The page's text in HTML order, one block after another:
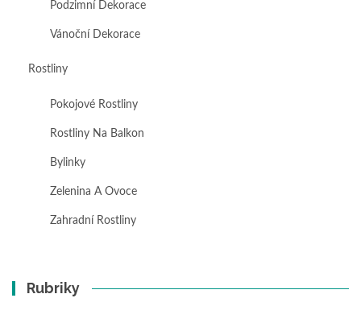
Podzimní Dekorace
Vánoční Dekorace
Rostliny
Pokojové Rostliny
Rostliny Na Balkon
Bylinky
Zelenina A Ovoce
Zahradní Rostliny
Rubriky